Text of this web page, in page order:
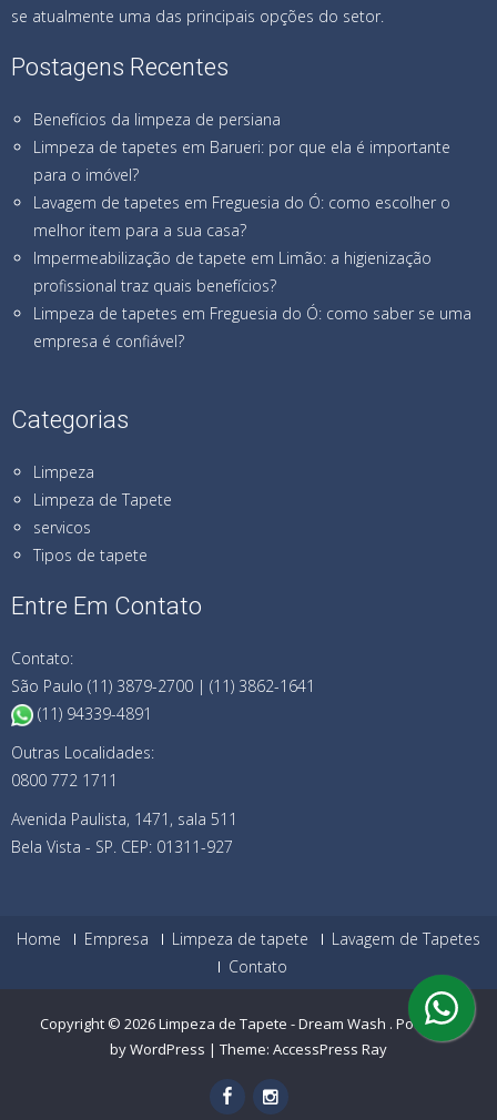
se atualmente uma das principais opções do setor.
Postagens Recentes
Benefícios da limpeza de persiana
Limpeza de tapetes em Barueri: por que ela é importante
para o imóvel?
Lavagem de tapetes em Freguesia do Ó: como escolher o
melhor item para a sua casa?
Impermeabilização de tapete em Limão: a higienização
profissional traz quais benefícios?
Limpeza de tapetes em Freguesia do Ó: como saber se uma
empresa é confiável?
Categorias
Limpeza
Limpeza de Tapete
servicos
Tipos de tapete
Entre Em Contato
Contato:
São Paulo (11) 3879-2700 | (11) 3862-1641
(11) 94339-4891
Outras Localidades:
0800 772 1711
Avenida Paulista, 1471, sala 511
Bela Vista - SP. CEP: 01311-927
Home Empresa Limpeza de tapete
Lavagem de Tapetes
Contato
Copyright © 2026Limpeza de Tapete - Dream Wash . Powered
by WordPress | Theme: AccessPress Ray